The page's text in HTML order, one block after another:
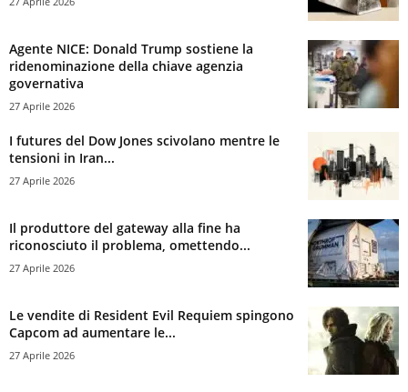
Agente NICE: Donald Trump sostiene la
ridenominazione della chiave agenzia
governativa
27 Aprile 2026
I futures del Dow Jones scivolano mentre le
tensioni in Iran...
27 Aprile 2026
Il produttore del gateway alla fine ha
riconosciuto il problema, omettendo...
27 Aprile 2026
Le vendite di Resident Evil Requiem spingono
Capcom ad aumentare le...
27 Aprile 2026